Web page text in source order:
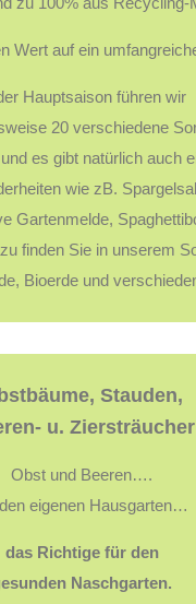
Wert auf ein
Hauptsaison führen wir
20 verschiedene
es gibt natürlich auch
wie zB.
Gartenmelde,
finden Sie in unserem
Bioerde und
Stauden,
u. Ziersträucher
Obst und Beeren….
eigenen Hausgarten…
das Richtige für den
Naschgarten.